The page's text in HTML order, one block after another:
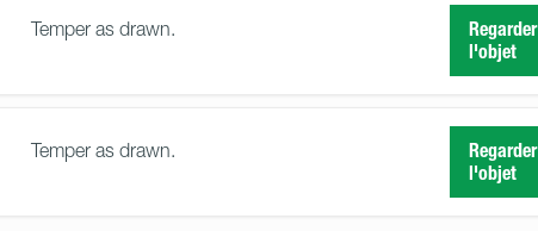
Temper as drawn.
Regarder
l'objet
Temper as drawn.
Regarder
l'objet